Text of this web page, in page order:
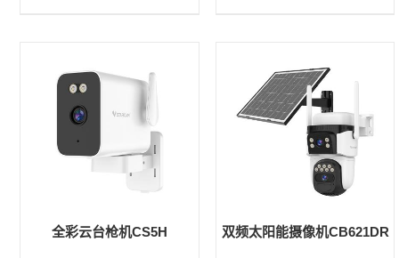
全彩云台枪机CS5H 双频太阳能摄像机CB621DR